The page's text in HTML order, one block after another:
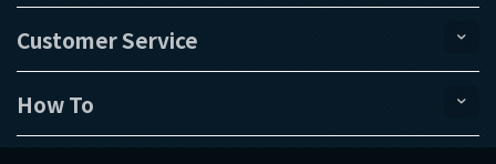
Customer Service
How To